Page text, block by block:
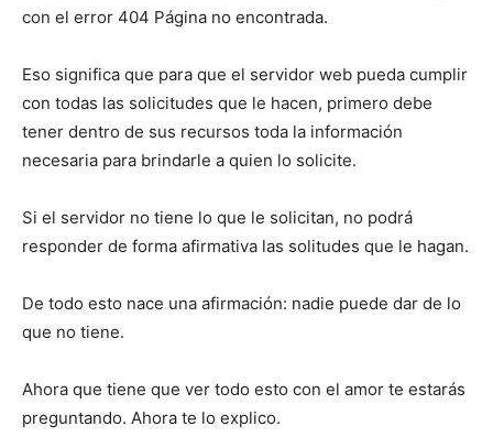
con el error 404 Página no encontrada.
Eso significa que para que el servidor web pueda cumplir
con todas las solicitudes que le hacen, primero debe
tener dentro de sus recursos toda la información
necesaria para brindarle a quien lo solicite.
Si el servidor no tiene lo que le solicitan, no podrá
responder de forma afirmativa las solitudes que le hagan.
De todo esto nace una afirmación: nadie puede dar de lo
que no tiene.
Ahora que tiene que ver todo esto con el amor te estarás
preguntando. Ahora te lo explico.